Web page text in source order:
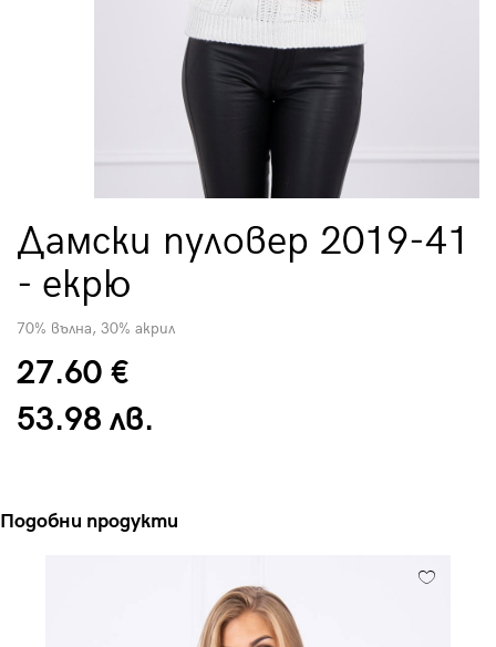
Дамски пуловер 2019-41
- екрю
70% вълна, 30% акрил
27.60 €
53.98 лв.
Подобни продукти